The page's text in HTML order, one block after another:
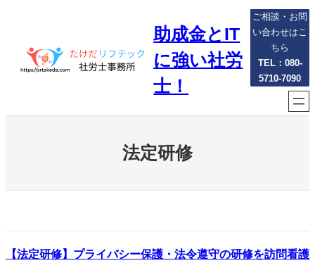
プ
助成金とIT
に強い社労
士！
ご相談・お問
い合わせはこ
ちら
TEL：080-
5710-7090
法定研修
【法定研修】プライバシー保護・法令遵守の研修を訪問看護